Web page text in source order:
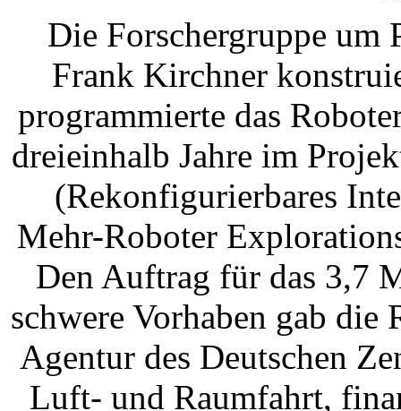
Die Forschergruppe um
Frank Kirchner
programmierte das
dreieinhalb Jahre im
(Rekonfigurierbares
Mehr-Roboter
Den Auftrag für das 3,7
schwere Vorhaben gab die
Agentur des Deutschen
Luft- und Raumfahrt,